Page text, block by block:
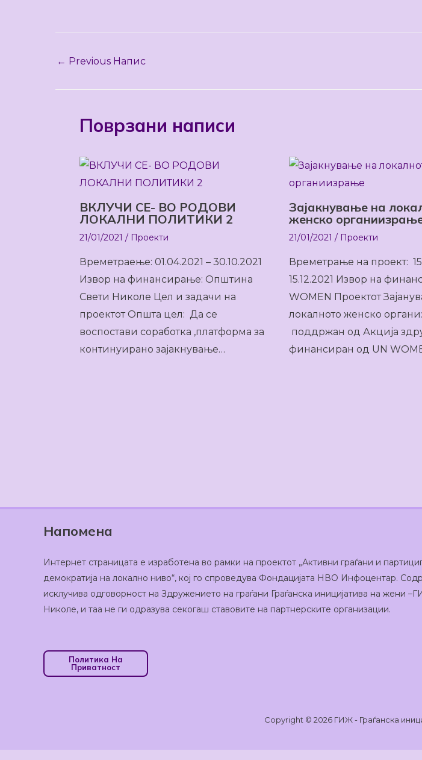
← Previous Напис
Поврзани написи
ВКЛУЧИ СЕ- ВО РОДОВИ
ЛОКАЛНИ ПОЛИТИКИ 2
21/01/2021 / Проекти
Времетраење: 01.04.2021 – 30.10.2021
Извор на финансирање: Општина
Свети Николе Цел и задачи на
проектот Општа цел: Да се
воспостави соработка ,платформа за
континуирано зајакнување…
Зајакнување на
женско
21/01/2021 / Проекти
Времетрање на проект:
15.12.2021 Извор на
WOMEN Проектот
локалното женско
поддржан од Акција
финансиран од UN
Напомена
Интернет страницата е изработена во рамки на проектот „Активни граѓани и
демократија на локално ниво“, кој го спроведува Фондацијата НВО Инфоцентар.
исклучива одговорност на Здружението на граѓани Граѓанска иницијатива на жени
Николе, и таа не ги одразува секогаш ставовите на партнерските организации.
Политика На
Приватност
Copyright © 2026 ГИЖ - Граѓанска